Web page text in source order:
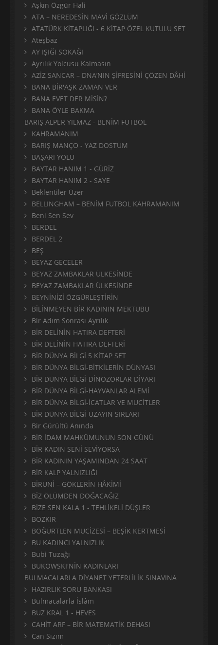
Aşkın Özgür Hali
ATA – NEREDESİN MAVİ GÖZLÜM
ATATÜRK KİTAPLIĞI - 6 KİTAP ÖZEL KUTULU SET
Ateşbaz
AY IŞIĞI SOKAĞI
Ayrılık Yolcusu Kalmasın
AZİZ SANCAR – DNA’NIN ŞİFRESİNİ ÇÖZEN DÂHİ
BANA BİR'AŞK ZAMAN VER
BANA EVET DER MİSİN?
BANA ÖYLE BAKMA
BARIŞ ALPER YILMAZ - BENİM FUTBOL
KAHRAMANIM
BARIŞ MANÇO - YAZ DOSTUM
BAŞARI YOLU
BAYTAR HANIM 1 - GÜRİZ
BAYTAR HANIM 2 - SAYE
Beklentiler Üzer
BELLINGHAM – BENİM FUTBOL KAHRAMANIM
Beni Sen Sev
BERDEL
BERDEL 2
BEŞ
BEYAZ GECELER
BEYAZ ZAMBAKLAR ÜLKESİNDE
BEYAZ ZAMBAKLAR ÜLKESİNDE
BEYNİNİZİ ÖZGÜRLEŞTİRİN
BİLİNMEYEN BİR KADININ MEKTUBU
Bir Adım Sonrası Ayrılık
BİR DELİNİN HATIRA DEFTERİ
BİR DELİNİN HATIRA DEFTERİ
BİR DÜNYA BİLGİ 5 KİTAP SET
BİR DÜNYA BİLGİ-BİTKİLERİN DÜNYASI
BİR DÜNYA BİLGİ-DİNOZORLAR DİYARI
BİR DÜNYA BİLGİ-HAYVANLAR ALEMİ
BİR DÜNYA BİLGİ-İCATLAR VE MUCİTLER
BİR DÜNYA BİLGİ-UZAYIN SIRLARI
Bir Gürültü Anında
BİR İDAM MAHKÛMUNUN SON GÜNÜ
BİR KADIN SENİ SEVİYORSA
BİR KADININ YAŞAMINDAN 24 SAAT
BİR KALP YALNIZLIĞI
BİRUNİ – GÖKLERİN HÂKİMİ
BİZ ÖLÜMDEN DOĞACAĞIZ
BİZE SEN KALA 1 - TEHLİKELİ DÜŞLER
BOZKIR
BÖĞÜRTLEN MUCİZESİ – BEŞİK KERTMESİ
BU KADINCI YALNIZLIK
Bubi Tuzağı
BUKOWSKI'NİN KADINLARI
BULMACALARLA DİYANET YETERLİLİK SINAVINA
HAZIRLIK SORU BANKASI
Bulmacalarla İslâm
BUZ KRAL 1 - HEVES
CAHİT ARF – BİR MATEMATİK DEHASI
Can Sızım